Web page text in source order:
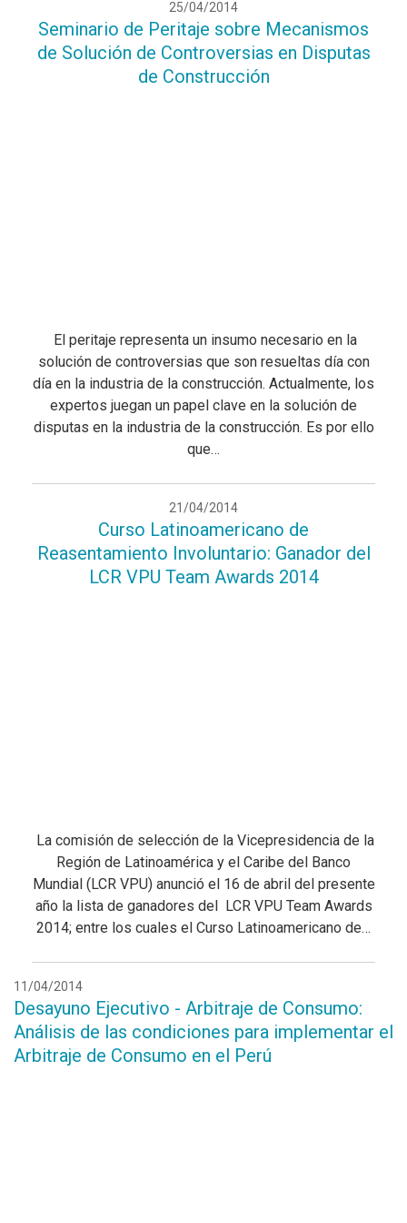
25/04/2014
Seminario de Peritaje sobre Mecanismos
de Solución de Controversias en Disputas
de Construcción
El peritaje representa un insumo necesario en la
solución de controversias que son resueltas día con
día en la industria de la construcción. Actualmente, los
expertos juegan un papel clave en la solución de
disputas en la industria de la construcción. Es por ello
que…
21/04/2014
Curso Latinoamericano de
Reasentamiento Involuntario: Ganador del
LCR VPU Team Awards 2014
La comisión de selección de la Vicepresidencia de la
Región de Latinoamérica y el Caribe del Banco
Mundial (LCR VPU) anunció el 16 de abril del presente
año la lista de ganadores del LCR VPU Team Awards
2014; entre los cuales el Curso Latinoamericano de…
11/04/2014
Desayuno Ejecutivo - Arbitraje de Consumo:
Análisis de las condiciones para implementar el
Arbitraje de Consumo en el Perú